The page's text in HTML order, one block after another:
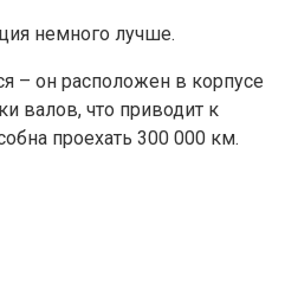
немного лучше.
– он расположен в корпусе
валов, что приводит к
проехать 300 000 км.